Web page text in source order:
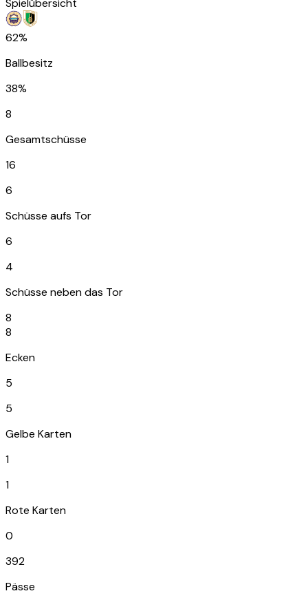
Spielübersicht
62%
Ballbesitz
38%
8
Gesamtschüsse
16
6
Schüsse aufs Tor
6
4
Schüsse neben das Tor
8
8
Ecken
5
5
Gelbe Karten
1
1
Rote Karten
0
392
Pässe